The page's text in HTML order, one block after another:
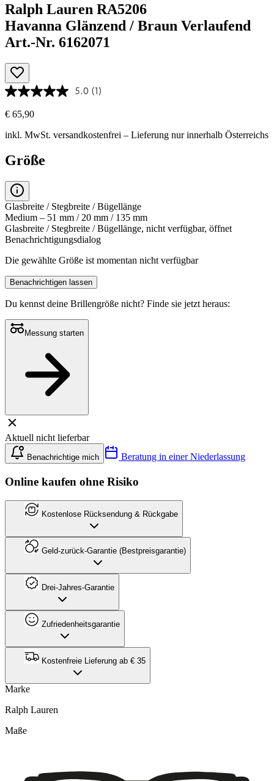
Ralph Lauren RA5206
Havanna Glänzend / Braun Verlaufend
Art.-Nr. 6162071
5.0 (1)
€ 65,90
inkl. MwSt. versandkostenfrei – Lieferung nur innerhalb Österreichs
Größe
Glasbreite / Stegbreite / Bügellänge
Medium – 51 mm / 20 mm / 135 mm
Glasbreite / Stegbreite / Bügellänge, nicht verfügbar, öffnet
Benachrichtigungsdialog
Die gewählte Größe ist momentan nicht verfügbar
Benachrichtigen lassen
Du kennst deine Brillengröße nicht? Finde sie jetzt heraus:
Messung starten
Aktuell nicht lieferbar
Benachrichtige mich Beratung in einer Niederlassung
Online kaufen ohne Risiko
Kostenlose Rücksendung & Rückgabe
Geld-zurück-Garantie (Bestpreisgarantie)
Drei-Jahres-Garantie
Zufriedenheitsgarantie
Kostenfreie Lieferung ab € 35
Marke
Ralph Lauren
Maße